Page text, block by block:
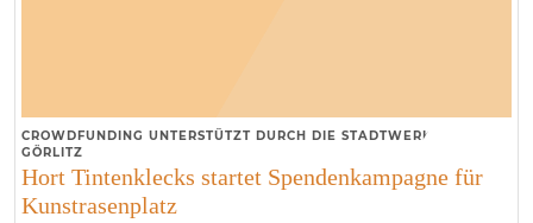
CROWDFUNDING UNTERSTÜTZT DURCH DIE STADTWERKE
GÖRLITZ
Hort Tintenklecks startet Spendenkampagne für
Kunstrasenplatz